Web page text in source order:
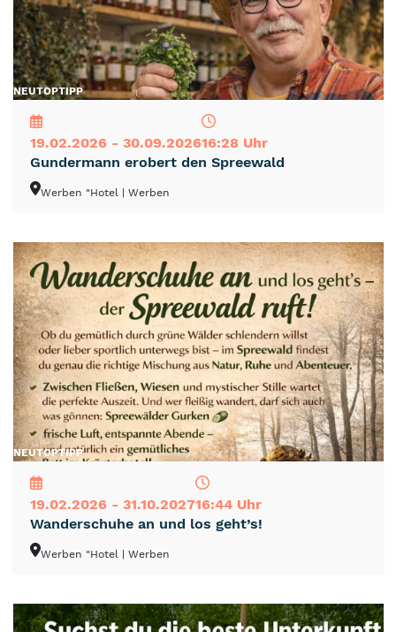
NEUTOPTIPP
19.02.2026 - 30.09.202616:28 Uhr
Gundermann erobert den Spreewald
Werben "Hotel | Werben
NEUTOPTIPP
19.02.2026 - 31.10.202716:44 Uhr
Wanderschuhe an und los geht’s!
Werben "Hotel | Werben